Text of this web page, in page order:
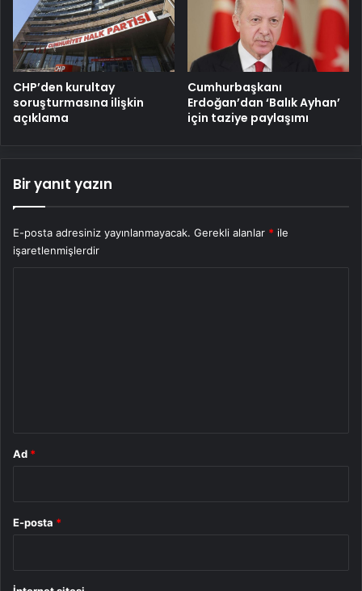
CHP’den kurultay
soruşturmasına ilişkin
açıklama
Cumhurbaşkanı
Erdoğan’dan ‘Balık Ayhan’
için taziye paylaşımı
Bir yanıt yazın
E-posta adresiniz yayınlanmayacak. Gerekli alanlar * ile
işaretlenmişlerdir
Ad *
E-posta *